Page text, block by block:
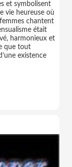
et symbolisent
vie heureuse où
chantent
était
harmonieux et
que tout
existence